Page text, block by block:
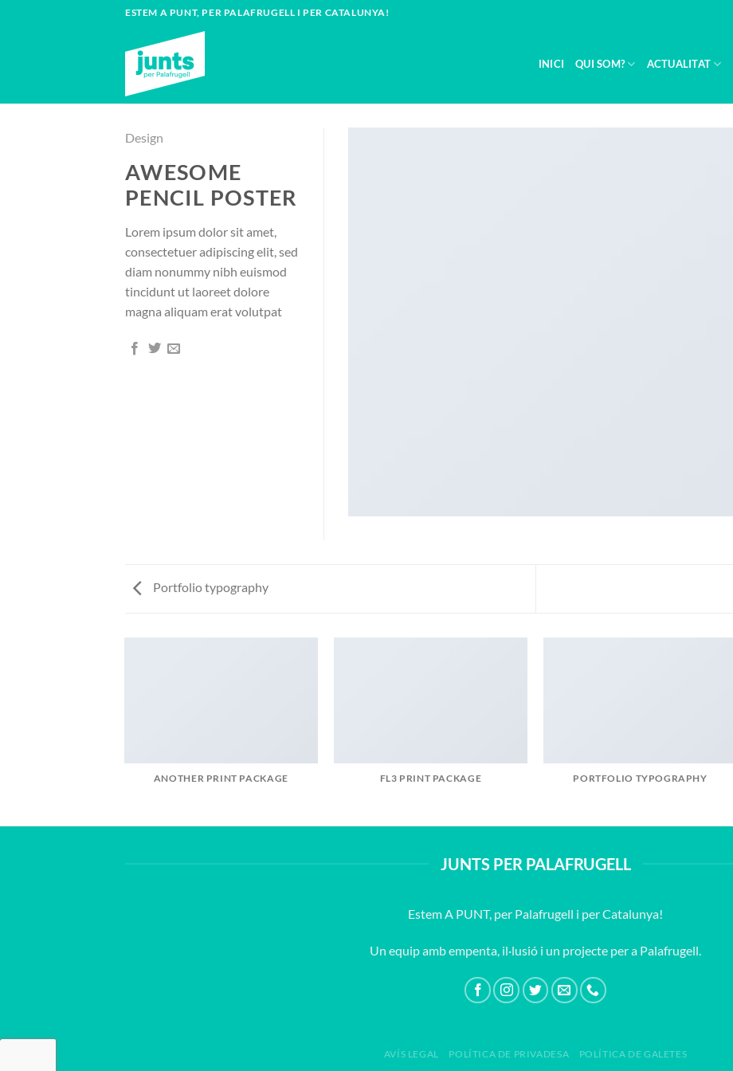
ESTEM A PUNT, PER PALAFRUGELL I PER CATALUNYA!
INICI QUI SOM? ACTUALITAT
Design
AWESOME
PENCIL POSTER
Lorem ipsum dolor sit amet,
consectetuer adipiscing elit, sed
diam nonummy nibh euismod
tincidunt ut laoreet dolore
magna aliquam erat volutpat
Portfolio typography
ANOTHER PRINT PACKAGE FL3 PRINT PACKAGE PORTFOLIO TYPOGRAPHY
JUNTS PER PALAFRUGELL
Estem A PUNT, per Palafrugell i per Catalunya!
Un equip amb empenta, il·lusió i un projecte per a Palafrugell.
AVÍS LEGAL POLÍTICA DE PRIVADESA POLÍTICA DE GALETES